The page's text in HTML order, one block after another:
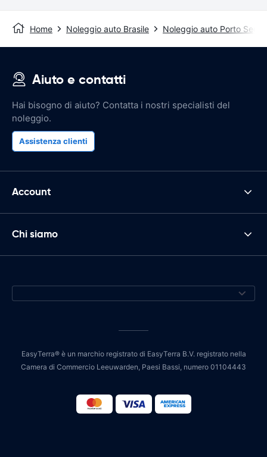
Home Noleggio auto Brasile Noleggio auto Porto
Aiuto e contatti
Hai bisogno di aiuto? Contatta i nostri specialisti del
noleggio.
Assistenza clienti
Account
Chi siamo
EasyTerra® è un marchio registrato di EasyTerra B.V. registrato nella
Camera di Commercio Leeuwarden, Paesi Bassi, numero 01104443